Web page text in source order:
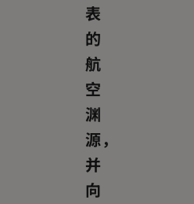
表
的
航
空
渊
源，
并
向